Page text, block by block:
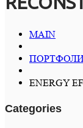
MAIN
ENERGY
Categories